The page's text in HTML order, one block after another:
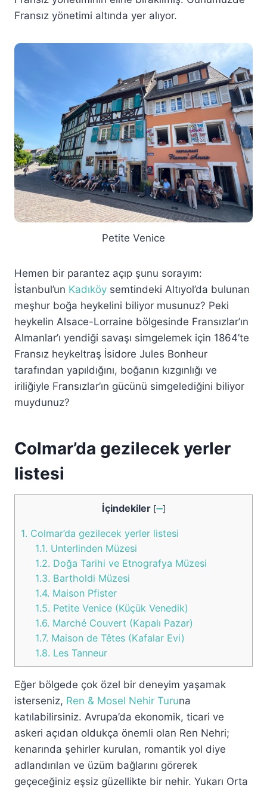
Fransız yönetimi altında yer alıyor.
Petite Venice
Hemen bir parantez açıp şunu sorayım:
İstanbul’un Kadıköy semtindeki Altıyol’da bulunan
meşhur boğa heykelini biliyor musunuz? Peki
heykelin Alsace-Lorraine bölgesinde Fransızlar’ın
Almanlar’ı yendiği savaşı simgelemek için 1864’te
Fransız heykeltraş İsidore Jules Bonheur
tarafından yapıldığını, boğanın kızgınlığı ve
iriliğiyle Fransızlar’ın gücünü simgelediğini biliyor
muydunuz?
Colmar’da gezilecek yerler
listesi
İçindekiler [➖]
1. Colmar’da gezilecek yerler listesi
1.1. Unterlinden Müzesi
1.2. Doğa Tarihi ve Etnografya Müzesi
1.3. Bartholdi Müzesi
1.4. Maison Pfister
1.5. Petite Venice (Küçük Venedik)
1.6. Marché Couvert (Kapalı Pazar)
1.7. Maison de Têtes (Kafalar Evi)
1.8. Les Tanneur
Eğer bölgede çok özel bir deneyim yaşamak
isterseniz, Ren & Mosel Nehir Turuna
katılabilirsiniz. Avrupa’da ekonomik, ticari ve
askeri açıdan oldukça önemli olan Ren Nehri;
kenarında şehirler kurulan, romantik yol diye
adlandırılan ve üzüm bağlarını görerek
geçeceğiniz eşsiz güzellikte bir nehir. Yukarı Orta